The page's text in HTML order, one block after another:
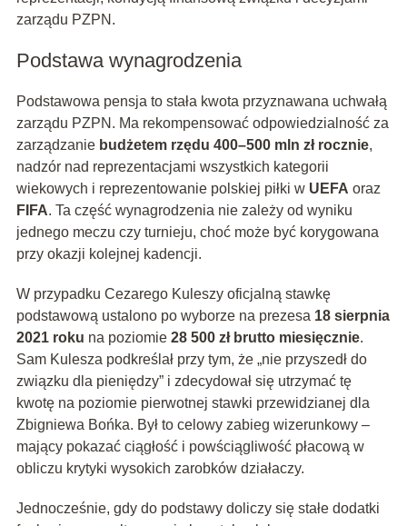
zarządu PZPN.
Podstawa wynagrodzenia
Podstawowa pensja to stała kwota przyznawana uchwałą
zarządu PZPN. Ma rekompensować odpowiedzialność za
zarządzanie budżetem rzędu 400–500 mln zł rocznie,
nadzór nad reprezentacjami wszystkich kategorii
wiekowych i reprezentowanie polskiej piłki w UEFA oraz
FIFA. Ta część wynagrodzenia nie zależy od wyniku
jednego meczu czy turnieju, choć może być korygowana
przy okazji kolejnej kadencji.
W przypadku Cezarego Kuleszy oficjalną stawkę
podstawową ustalono po wyborze na prezesa 18 sierpnia
2021 roku na poziomie 28 500 zł brutto miesięcznie.
Sam Kulesza podkreślał przy tym, że „nie przyszedł do
związku dla pieniędzy” i zdecydował się utrzymać tę
kwotę na poziomie pierwotnej stawki przewidzianej dla
Zbigniewa Bońka. Był to celowy zabieg wizerunkowy –
mający pokazać ciągłość i powściągliwość płacową w
obliczu krytyki wysokich zarobków działaczy.
Jednocześnie, gdy do podstawy doliczy się stałe dodatki